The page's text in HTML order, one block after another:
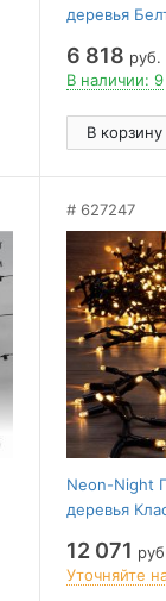
деревья
6 818 руб.
В наличии: 9
В корзину
627247
Neon-Night
деревья
12 071
Уточняйте